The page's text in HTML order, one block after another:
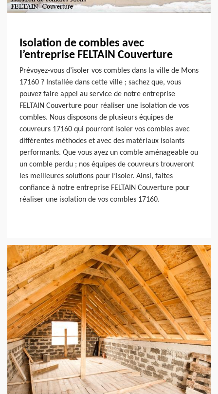
Isolation de combles avec
l’entreprise FELTAIN Couverture
Prévoyez-vous d’isoler vos combles dans la ville de Mons
17160 ? Installée dans cette ville ; sachez que, vous
pouvez faire appel au service de notre entreprise
FELTAIN Couverture pour réaliser une isolation de vos
combles. Nous disposons de plusieurs équipes de
couvreurs 17160 qui pourront isoler vos combles avec
différentes méthodes et avec des matériaux isolants
performants. Que vous ayez un comble aménageable ou
un comble perdu ; nos équipes de couvreurs trouveront
les meilleures solutions pour l’isoler. Ainsi, faites
confiance à notre entreprise FELTAIN Couverture pour
réaliser une isolation de vos combles 17160.